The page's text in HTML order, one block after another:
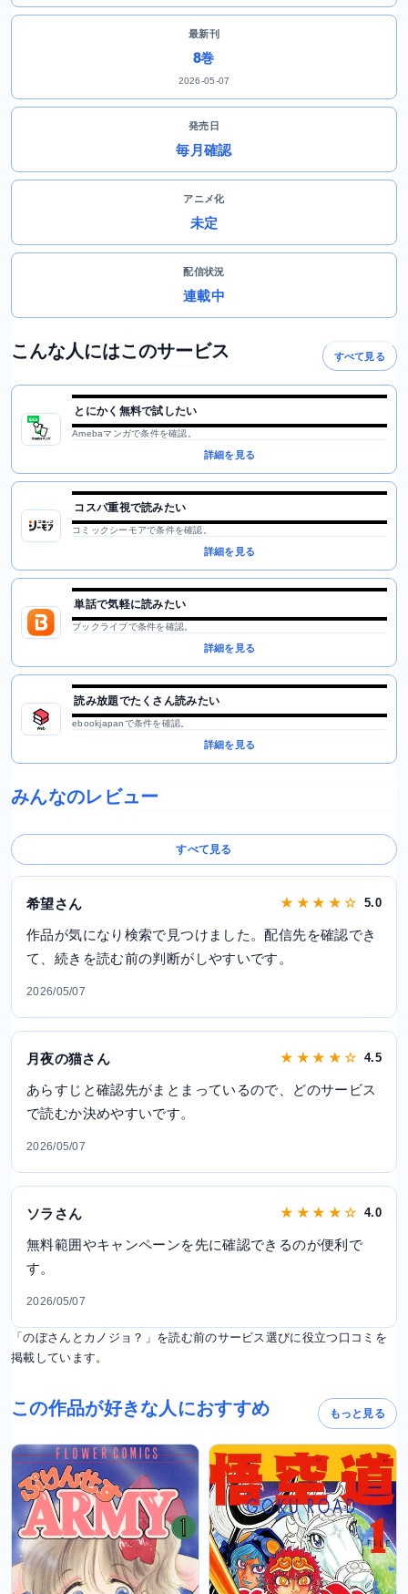
最新刊
8巻
2026-05-07
発売日
毎月確認
アニメ化
未定
配信状況
連載中
こんな人にはこのサービス すべて見る
とにかく無料で試したい
Amebaマンガで条件を確認。
詳細を見る
コスパ重視で読みたい
コミックシーモアで条件を確認。
詳細を見る
単話で気軽に読みたい
ブックライブで条件を確認。
詳細を見る
読み放題でたくさん読みたい
ebookjapanで条件を確認。
詳細を見る
みんなのレビュー
すべて見る
希望さん ★ ★ ★ ★ ☆ 5.0
作品が気になり検索で見つけました。配信先を確認でき
て、続きを読む前の判断がしやすいです。
2026/05/07
月夜の猫さん ★ ★ ★ ★ ☆ 4.5
あらすじと確認先がまとまっているので、どのサービス
で読むか決めやすいです。
2026/05/07
ソラさん ★ ★ ★ ★ ☆ 4.0
無料範囲やキャンペーンを先に確認できるのが便利で
す。
2026/05/07
「のぼさんとカノジョ？」を読む前のサービス選びに役立つ口コミを
掲載しています。
この作品が好きな人におすすめ もっと見る